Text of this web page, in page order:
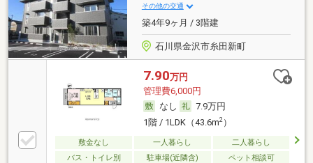
その他の交通
築4年9ヶ月 / 3階建
石川県金沢市糸田新町
7.90万円
管理費6,000円
なし
7.9万円
1階 / 1LDK（43.6m2）
敷金なし 一人暮らし
二人暮らし
バス・トイレ別
駐車場(近隣含) ペット相談可